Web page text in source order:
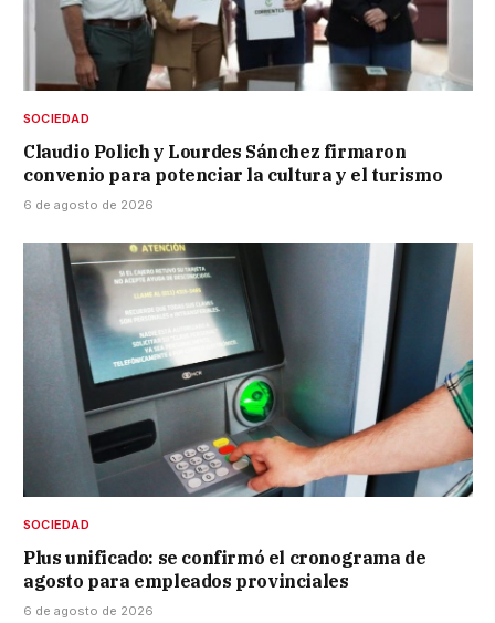
SOCIEDAD
Claudio Polich y Lourdes Sánchez firmaron
convenio para potenciar la cultura y el turismo
6 de agosto de 2026
SOCIEDAD
Plus unificado: se confirmó el cronograma de
agosto para empleados provinciales
6 de agosto de 2026